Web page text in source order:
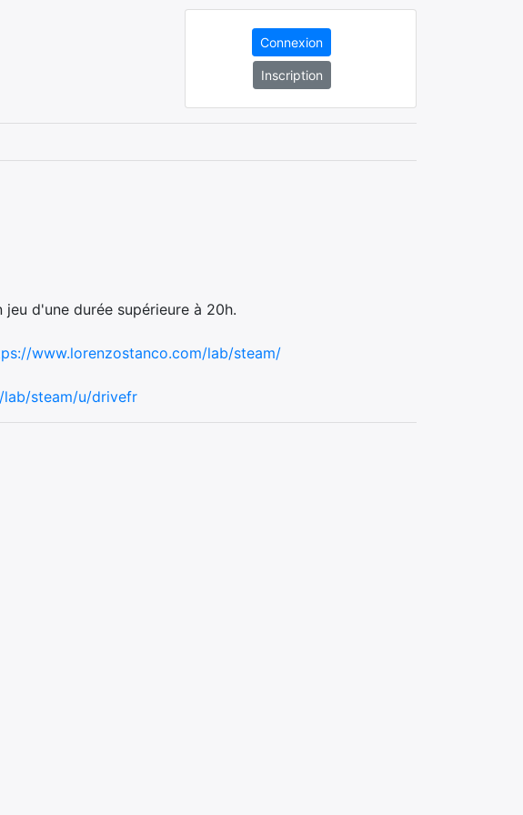
Connexion
Inscription
d'une durée supérieure à 20h.
www.lorenzostanco.com/lab/steam/
steam/u/drivefr